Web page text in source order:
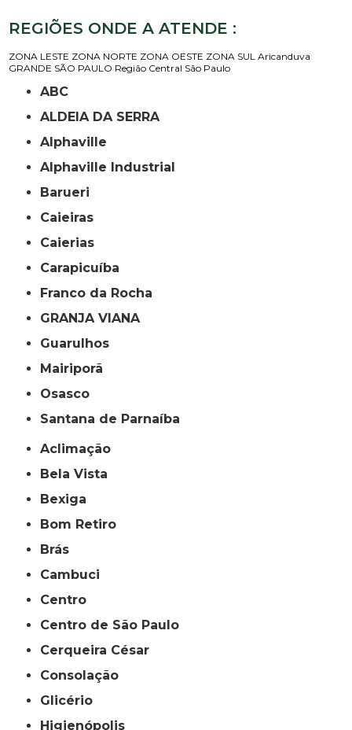
REGIÕES ONDE A ATENDE :
ZONA LESTE ZONA NORTE ZONA OESTE ZONA SUL Aricanduva
GRANDE SÃO PAULO Região Central São Paulo
ABC
ALDEIA DA SERRA
Alphaville
Alphaville Industrial
Barueri
Caieiras
Caierias
Carapicuíba
Franco da Rocha
GRANJA VIANA
Guarulhos
Mairiporã
Osasco
Santana de Parnaíba
Aclimação
Bela Vista
Bexiga
Bom Retiro
Brás
Cambuci
Centro
Centro de São Paulo
Cerqueira César
Consolação
Glicério
Higienópolis